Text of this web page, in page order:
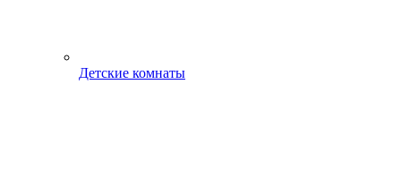
Детские комнаты